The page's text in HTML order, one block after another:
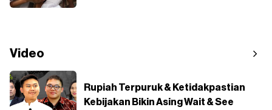
Video
Rupiah Terpuruk & Ketidakpastian
Kebijakan Bikin Asing Wait & See